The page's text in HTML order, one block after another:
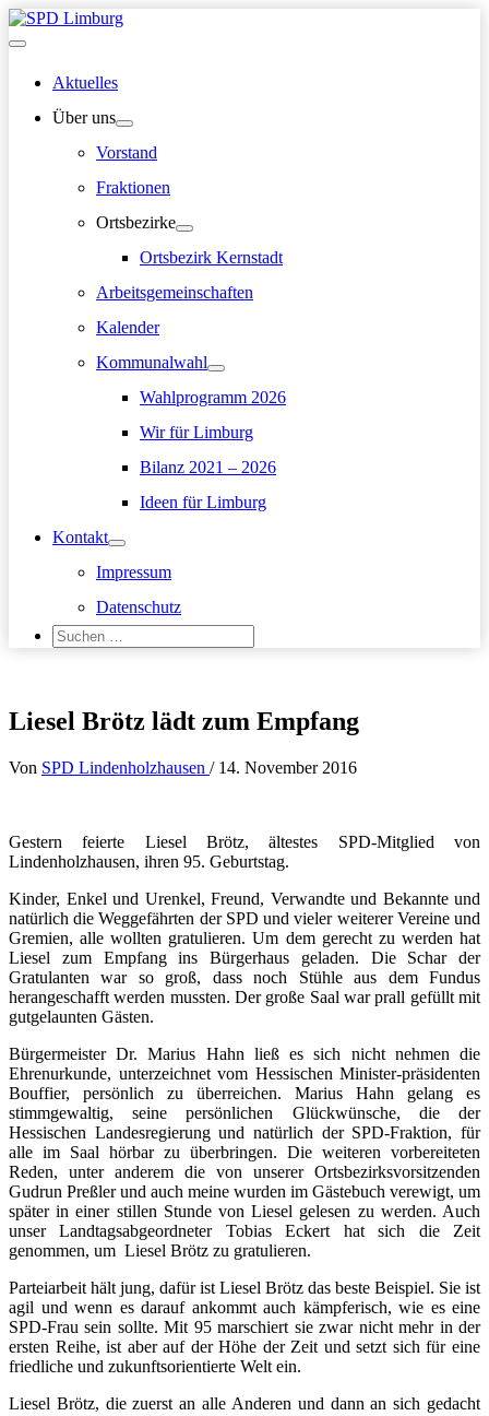
Zum
Inhalt
Hauptmenü
Aktuelles
Über uns
Vorstand
Fraktionen
Ortsbezirke
Ortsbezirk Kernstadt
Arbeitsgemeinschaften
Kalender
Kommunalwahl
Wahlprogramm 2026
Wir für Limburg
Bilanz 2021 – 2026
Ideen für Limburg
Kontakt
Impressum
Datenschutz
Suchen
nach:
Liesel Brötz lädt zum Empfang
Von SPD Lindenholzhausen / 14. November 2016
Gestern feierte Liesel Brötz, ältestes SPD-Mitglied von
Lindenholzhausen, ihren 95. Geburtstag.
Kinder, Enkel und Urenkel, Freund, Verwandte und Bekannte und
natürlich die Weggefährten der SPD und vieler weiterer Vereine und
Gremien, alle wollten gratulieren. Um dem gerecht zu werden hat
Liesel zum Empfang ins Bürgerhaus geladen. Die Schar der
Gratulanten war so groß, dass noch Stühle aus dem Fundus
herangeschafft werden mussten. Der große Saal war prall gefüllt mit
gutgelaunten Gästen.
Bürgermeister Dr. Marius Hahn ließ es sich nicht nehmen die
Ehrenurkunde, unterzeichnet vom Hessischen Minister-präsidenten
Bouffier, persönlich zu überreichen. Marius Hahn gelang es
stimmgewaltig, seine persönlichen Glückwünsche, die der
Hessischen Landesregierung und natürlich der SPD-Fraktion, für
alle im Saal hörbar zu überbringen. Die weiteren vorbereiteten
Reden, unter anderem die von unserer Ortsbezirksvorsitzenden
Gudrun Preßler und auch meine wurden im Gästebuch verewigt, um
später in einer stillen Stunde von Liesel gelesen zu werden. Auch
unser Landtagsabgeordneter Tobias Eckert hat sich die Zeit
genommen, um Liesel Brötz zu gratulieren.
Parteiarbeit hält jung, dafür ist Liesel Brötz das beste Beispiel. Sie ist
agil und wenn es darauf ankommt auch kämpferisch, wie es eine
SPD-Frau sein sollte. Mit 95 marschiert sie zwar nicht mehr in der
ersten Reihe, ist aber auf der Höhe der Zeit und setzt sich für eine
friedliche und zukunftsorientierte Welt ein.
Liesel Brötz, die zuerst an alle Anderen und dann an sich gedacht